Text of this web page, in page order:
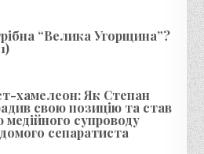
“Велика Угорщина”?
хамелеон: Як Степан
свою позицію та став
супроводу
сепаратиста